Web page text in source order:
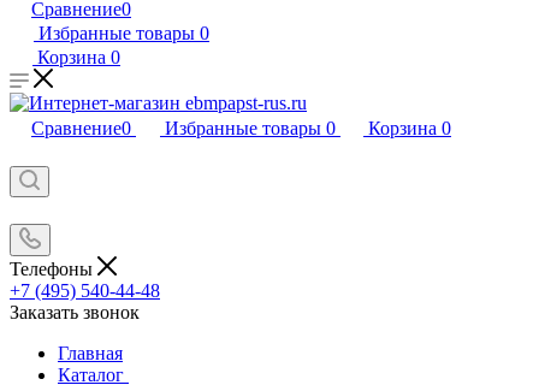
Сравнение0
Избранные товары 0
Корзина 0
Сравнение0 Избранные товары 0 Корзина 0
Телефоны
+7 (495) 540-44-48
Заказать звонок
Главная
Каталог